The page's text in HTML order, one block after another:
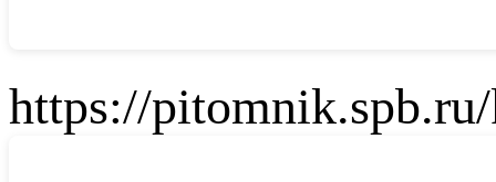
https://